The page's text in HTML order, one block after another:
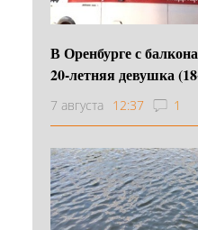
В Оренбурге с
20-летняя девушка
7 августа 12:37 1